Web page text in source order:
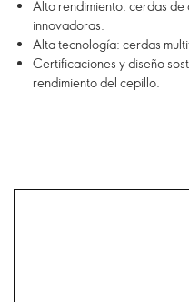
Alto rendimiento: cerdas de
innovadoras.
Alta tecnología: cerdas
Certificaciones y diseño
rendimiento del cepillo.